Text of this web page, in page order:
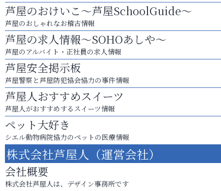
芦屋のおけいこ～芦屋SchoolGuide～
芦屋のおしゃれなお稽古情報
芦屋の求人情報～SOHOあしや～
芦屋のアルバイト・正社員の求人情報
芦屋安全掲示板
芦屋警察と芦屋防犯協会協力の事件情報
芦屋人おすすめスイーツ
芦屋人がおすすめするスイーツ情報
ペット大好き
シエル動物病院協力のペットの医療情報
株式会社芦屋人（運営会社）
会社概要
株式会社芦屋人は、デザイン事務所です